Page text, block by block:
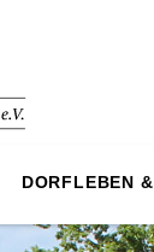
DORFLEBEN